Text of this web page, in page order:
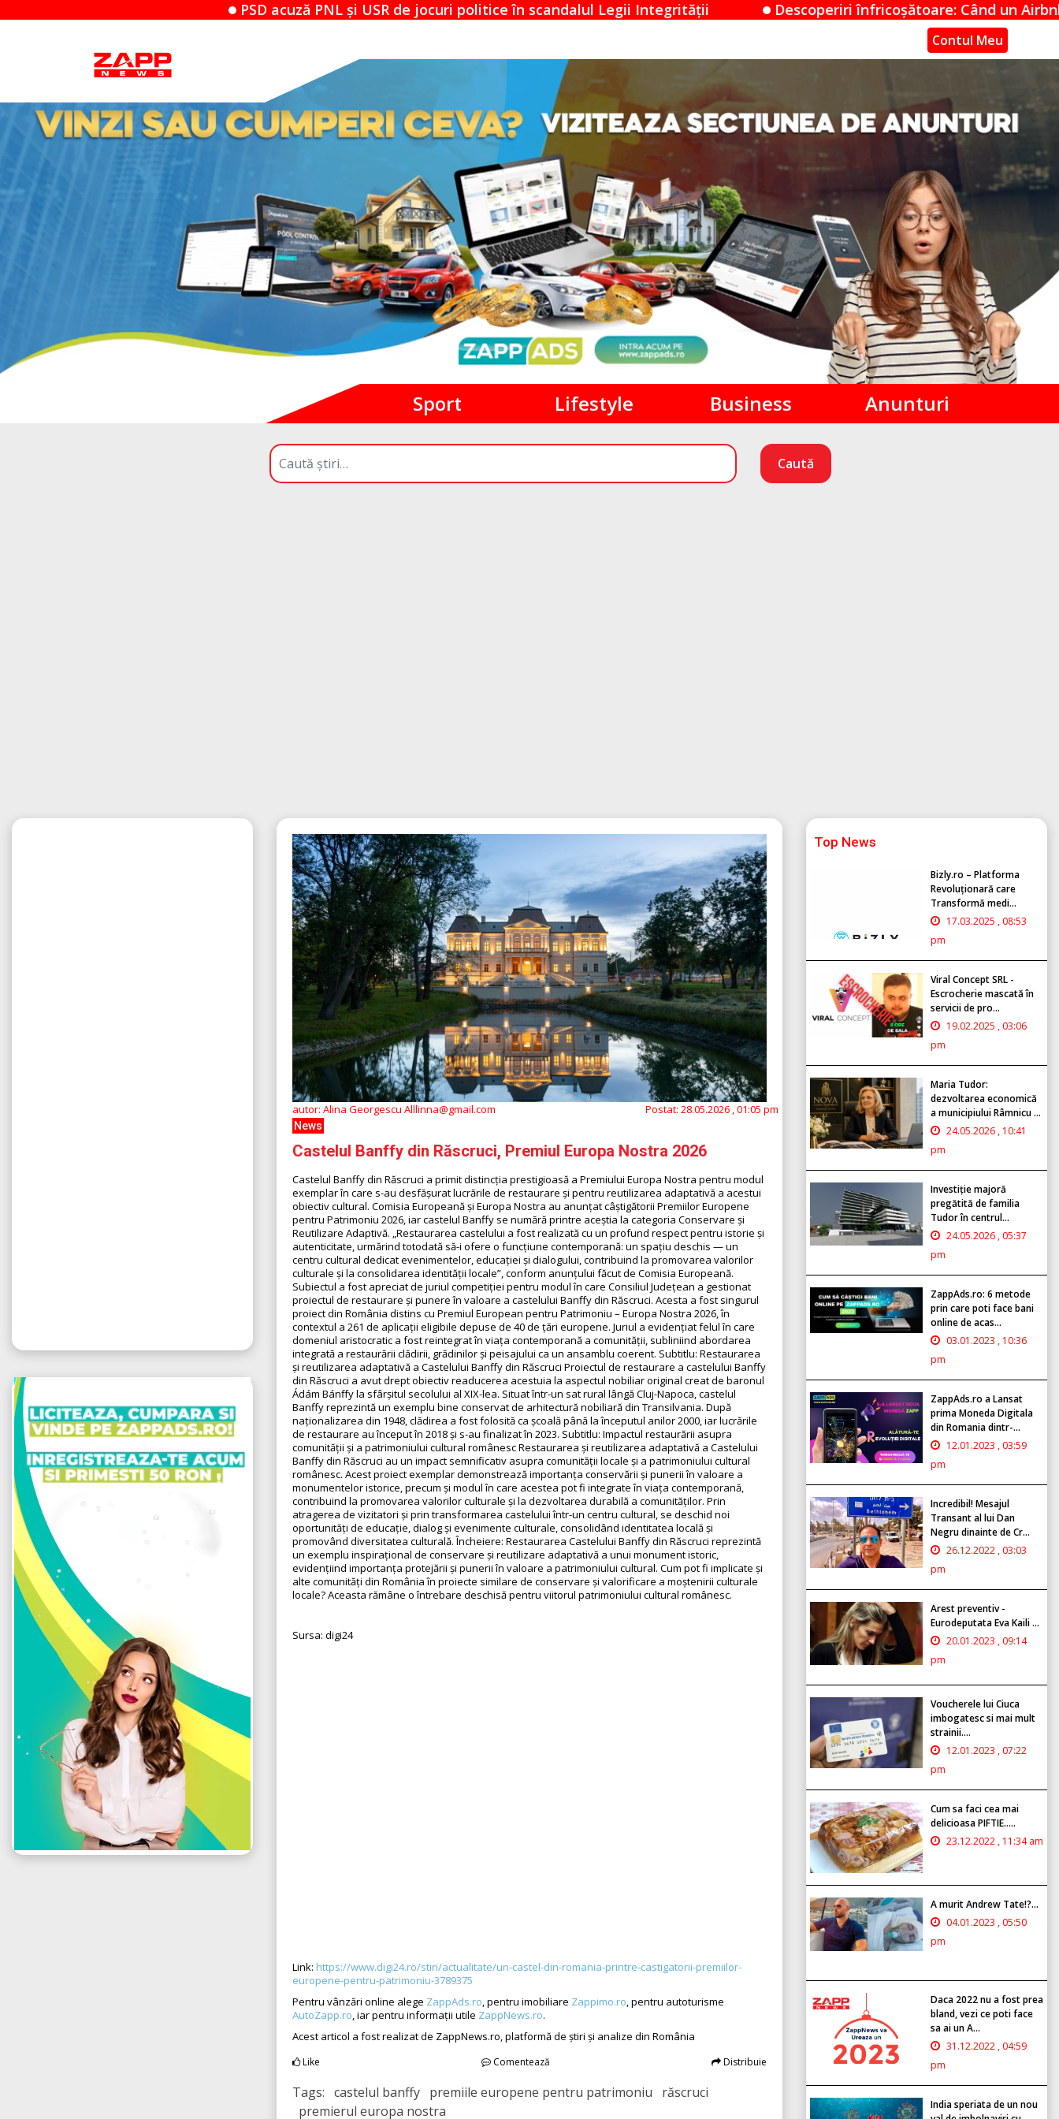
PSD acuză PNL și USR de jocuri politice în scandalul Legii Integrității Descoperiri înfricoșătoare: Când un Airbnb devine un mister
Contul Meu
Sport Lifestyle Business Anunturi
Caută
autor: Alina Georgescu Alllinna@gmail.com Postat: 28.05.2026 , 01:05 pm
News
Castelul Banffy din Răscruci, Premiul Europa Nostra 2026
Castelul Banffy din Răscruci a primit distincția prestigioasă a Premiului Europa Nostra pentru modul
exemplar în care s-au desfășurat lucrările de restaurare și pentru reutilizarea adaptativă a acestui
obiectiv cultural. Comisia Europeană și Europa Nostra au anunțat câștigătorii Premiilor Europene
pentru Patrimoniu 2026, iar castelul Banffy se numără printre aceștia la categoria Conservare și
Reutilizare Adaptivă. „Restaurarea castelului a fost realizată cu un profund respect pentru istorie și
autenticitate, urmărind totodată să-i ofere o funcțiune contemporană: un spațiu deschis — un
centru cultural dedicat evenimentelor, educației și dialogului, contribuind la promovarea valorilor
culturale și la consolidarea identității locale”, conform anunțului făcut de Comisia Europeană.
Subiectul a fost apreciat de juriul competiției pentru modul în care Consiliul Județean a gestionat
proiectul de restaurare și punere în valoare a castelului Banffy din Răscruci. Acesta a fost singurul
proiect din România distins cu Premiul European pentru Patrimoniu – Europa Nostra 2026, în
contextul a 261 de aplicații eligibile depuse de 40 de țări europene. Juriul a evidențiat felul în care
domeniul aristocratic a fost reintegrat în viața contemporană a comunității, subliniind abordarea
integrată a restaurării clădirii, grădinilor și peisajului ca un ansamblu coerent. Subtitlu: Restaurarea
și reutilizarea adaptativă a Castelului Banffy din Răscruci Proiectul de restaurare a castelului Banffy
din Răscruci a avut drept obiectiv readucerea acestuia la aspectul nobiliar original creat de baronul
Ádám Bánffy la sfârșitul secolului al XIX-lea. Situat într-un sat rural lângă Cluj-Napoca, castelul
Banffy reprezintă un exemplu bine conservat de arhitectură nobiliară din Transilvania. După
naționalizarea din 1948, clădirea a fost folosită ca școală până la începutul anilor 2000, iar lucrările
de restaurare au început în 2018 și s-au finalizat în 2023. Subtitlu: Impactul restaurării asupra
comunității și a patrimoniului cultural românesc Restaurarea și reutilizarea adaptativă a Castelului
Banffy din Răscruci au un impact semnificativ asupra comunității locale și a patrimoniului cultural
românesc. Acest proiect exemplar demonstrează importanța conservării și punerii în valoare a
monumentelor istorice, precum și modul în care acestea pot fi integrate în viața contemporană,
contribuind la promovarea valorilor culturale și la dezvoltarea durabilă a comunităților. Prin
atragerea de vizitatori și prin transformarea castelului într-un centru cultural, se deschid noi
oportunități de educație, dialog și evenimente culturale, consolidând identitatea locală și
promovând diversitatea culturală. Încheiere: Restaurarea Castelului Banffy din Răscruci reprezintă
un exemplu inspirațional de conservare și reutilizare adaptativă a unui monument istoric,
evidențiind importanța protejării și punerii în valoare a patrimoniului cultural. Cum pot fi implicate și
alte comunități din România în proiecte similare de conservare și valorificare a moștenirii culturale
locale? Aceasta rămâne o întrebare deschisă pentru viitorul patrimoniului cultural românesc.
Sursa: digi24
Link: https://www.digi24.ro/stiri/actualitate/un-castel-din-romania-printre-castigatorii-premiilor-
europene-pentru-patrimoniu-3789375
Pentru vânzări online alege ZappAds.ro , pentru imobiliare Zappimo.ro , pentru autoturisme
AutoZapp.ro , iar pentru informații utile ZappNews.ro.
Acest articol a fost realizat de ZappNews.ro, platformă de știri și analize din România
Like Comentează Distribuie
Tags: castelul banffy premiile europene pentru patrimoniu răscruci
premierul europa nostra
Top News
Bizly.ro – Platforma
Revoluționară care
Transformă medi...
17.03.2025 , 08:53
pm
Viral Concept SRL -
Escrocherie mascată în
servicii de pro...
19.02.2025 , 03:06
pm
Maria Tudor:
dezvoltarea economică
a municipiului Râmnicu ...
24.05.2026 , 10:41
pm
Investiție majoră
pregătită de familia
Tudor în centrul...
24.05.2026 , 05:37
pm
ZappAds.ro: 6 metode
prin care poti face bani
online de acas...
03.01.2023 , 10:36
pm
ZappAds.ro a Lansat
prima Moneda Digitala
din Romania dintr-...
12.01.2023 , 03:59
pm
Incredibil! Mesajul
Transant al lui Dan
Negru dinainte de Cr...
26.12.2022 , 03:03
pm
Arest preventiv -
Eurodeputata Eva Kaili ...
20.01.2023 , 09:14
pm
Voucherele lui Ciuca
imbogatesc si mai mult
strainii....
12.01.2023 , 07:22
pm
Cum sa faci cea mai
delicioasa PIFTIE.....
23.12.2022 , 11:34 am
A murit Andrew Tate!?...
04.01.2023 , 05:50
pm
Daca 2022 nu a fost prea
bland, vezi ce poti face
sa ai un A...
31.12.2022 , 04:59
pm
India speriata de un nou